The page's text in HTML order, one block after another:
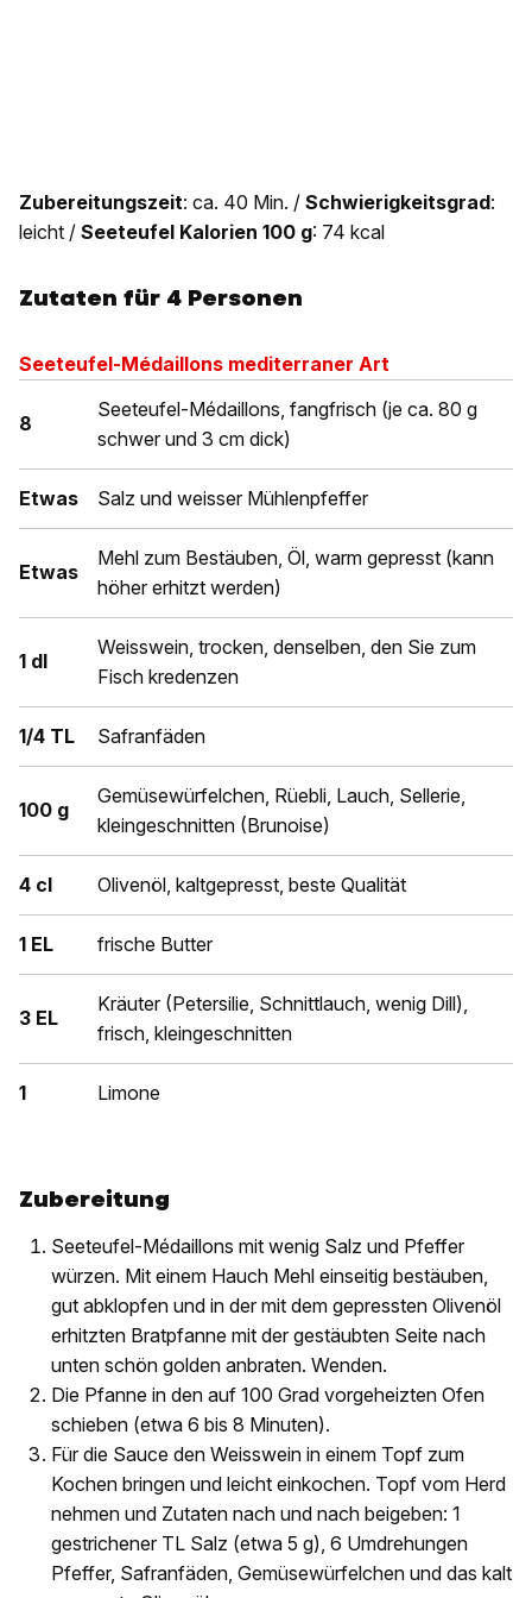
Zubereitungszeit: ca. 40 Min. / Schwierigkeitsgrad:
leicht / Seeteufel Kalorien 100 g: 74 kcal
Zutaten für 4 Personen
Seeteufel-Médaillons mediterraner Art
8
Seeteufel-Médaillons, fangfrisch (je ca. 80 g
schwer und 3 cm dick)
Etwas Salz und weisser Mühlenpfeffer
Etwas
Mehl zum Bestäuben, Öl, warm gepresst (kann
höher erhitzt werden)
1 dl
Weisswein, trocken, denselben, den Sie zum
Fisch kredenzen
1/4 TL Safranfäden
100 g
Gemüsewürfelchen, Rüebli, Lauch, Sellerie,
kleingeschnitten (Brunoise)
4 cl Olivenöl, kaltgepresst, beste Qualität
1 EL frische Butter
3 EL
Kräuter (Petersilie, Schnittlauch, wenig Dill),
frisch, kleingeschnitten
1 Limone
Zubereitung
Seeteufel-Médaillons mit wenig Salz und Pfeffer
würzen. Mit einem Hauch Mehl einseitig bestäuben,
gut abklopfen und in der mit dem gepressten Olivenöl
erhitzten Bratpfanne mit der gestäubten Seite nach
unten schön golden anbraten. Wenden.
Die Pfanne in den auf 100 Grad vorgeheizten Ofen
schieben (etwa 6 bis 8 Minuten).
Für die Sauce den Weisswein in einem Topf zum
Kochen bringen und leicht einkochen. Topf vom Herd
nehmen und Zutaten nach und nach beigeben: 1
gestrichener TL Salz (etwa 5 g), 6 Umdrehungen
Pfeffer, Safranfäden, Gemüsewürfelchen und das kalt